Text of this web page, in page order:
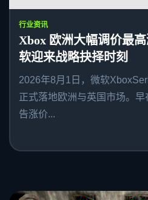
行业资讯
Xbox 欧洲大幅调价最
软迎来战略抉择时刻
2026年8月1日，微软
正式落地欧洲与英国市场。
告涨价...